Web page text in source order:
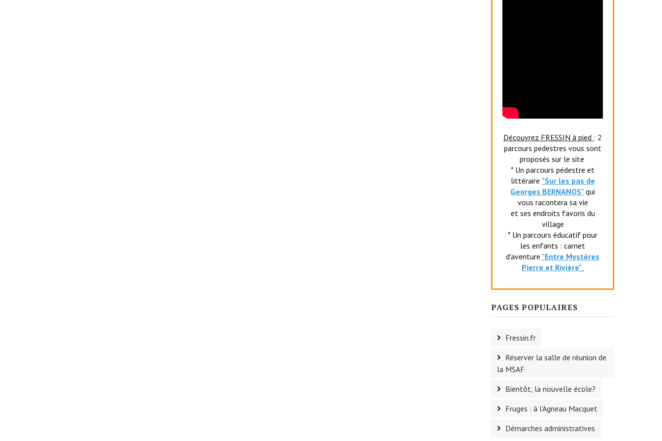
Découvrez FRESSIN à pied : 2
parcours pedestres vous sont
proposés sur le site
* Un parcours pédestre et
littéraire "Sur les pas de
Georges BERNANOS" qui
vous racontera sa vie
et ses endroits favoris du
village
* Un parcours éducatif pour
les enfants : carnet
d'aventure "Entre Mystères
Pierre et Rivière"
PAGES POPULAIRES
Fressin.fr
Réserver la salle de réunion de
la MSAF
Bientôt, la nouvelle école?
Fruges : à l'Agneau Macquet
Démarches administratives